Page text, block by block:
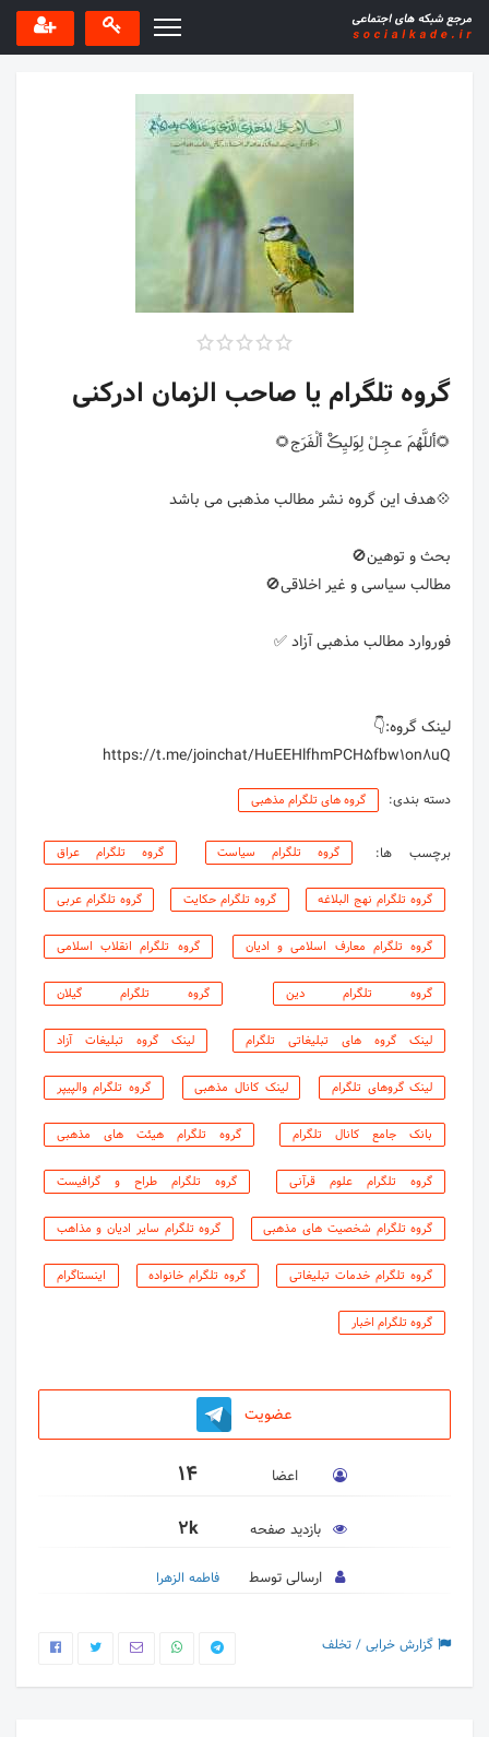
گروه تلگرام یا صاحب الزمان ادرکنی
https://t.me/joinchat/HuEEHlfhmPCH5fbw1on8uQ
دسته بندی: گروه های تلگرام مذهبی
برچسب ها: گروه تلگرام سیاست گروه تلگرام عراق
گروه تلگرام نهج البلاغه گروه تلگرام حکایت گروه تلگرام عربی
گروه تلگرام معارف اسلامی و ادیان گروه تلگرام انقلاب اسلامی
گروه تلگرام دین گروه تلگرام گیلان
لینک گروه های تبلیغاتی تلگرام لینک گروه تبلیغات آزاد
لینک گروهای تلگرام لینک کانال مذهبی گروه تلگرام والپیپر
بانک جامع کانال تلگرام گروه تلگرام هیئت های مذهبی
گروه تلگرام علوم قرآنی گروه تلگرام طراح و گرافیست
گروه تلگرام شخصیت های مذهبی گروه تلگرام سایر ادیان و مذاهب
گروه تلگرام خدمات تبلیغاتی گروه تلگرام خانواده اینستاگرام
گروه تلگرام اخبار
عضویت
اعضا 14
بازدید صفحه 2k
ارسالی توسط فاطمه الزهرا
گزارش خرابی / تخلف